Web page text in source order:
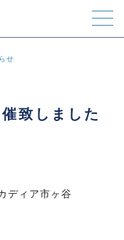
せ
致しました
ィア市ヶ谷